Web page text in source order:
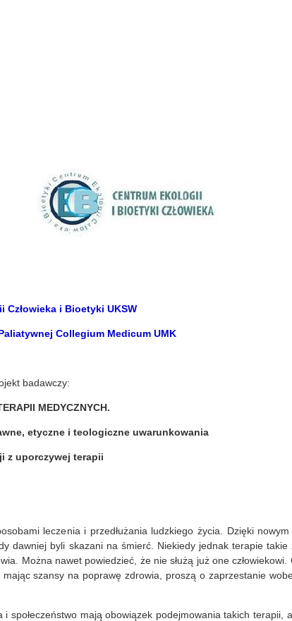
Człowieka i Bioetyki UKSW
Collegium Medicum UMK
badawczy:
MEDYCZNYCH.
etyczne i teologiczne uwarunkowania
z uporczywej terapii
leczenia i przedłużania ludzkiego życia. Dzięki nowym
dawniej byli skazani na śmierć. Niekiedy jednak terapie takie
Można nawet powiedzieć, że nie służą już one człowiekowi.
szansy na poprawę zdrowia, proszą o zaprzestanie
społeczeństwo mają obowiązek podejmowania takich terapii,